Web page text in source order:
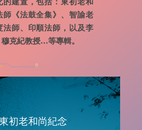
的建置，包括：東初老和
師《法鼓全集》、智諭老
法師、印順法師，以及李
克紀教授…等專輯。
初老和尚紀念